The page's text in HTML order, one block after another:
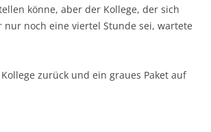
könne, aber der Kollege, der sich
nur noch eine viertel Stunde sei, wartete
zurück und ein graues Paket auf